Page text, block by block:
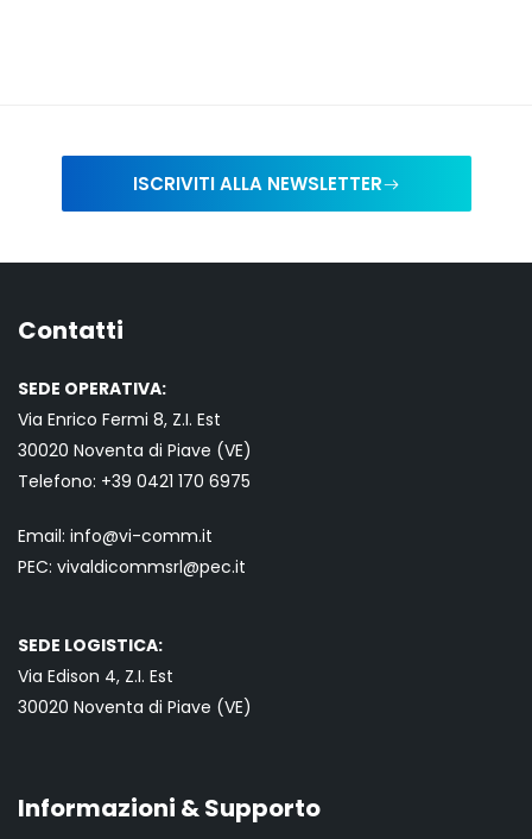
ISCRIVITI ALLA NEWSLETTER
Contatti
SEDE OPERATIVA:
Via Enrico Fermi 8, Z.I. Est
30020 Noventa di Piave (VE)
Telefono: +39 0421 170 6975
Email: info@vi-comm.it
PEC: vivaldicommsrl@pec.it
SEDE LOGISTICA:
Via Edison 4, Z.I. Est
30020 Noventa di Piave (VE)
Informazioni & Supporto